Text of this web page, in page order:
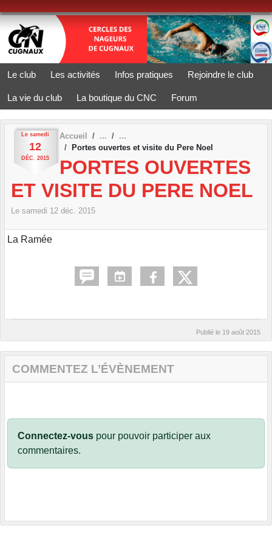
Le club Les activités Infos pratiques Rejoindre le club
La vie du club La boutique du CNC Forum
Le samedi
12
DÉC. 2015
Accueil
Portes ouvertes et visite du Pere Noel
PORTES OUVERTES
ET VISITE DU PERE NOEL
Le samedi 12 déc. 2015
La Ramée
Publié le 19 août 2015
COMMENTEZ L’ÉVÈNEMENT
Connectez-vous pour pouvoir participer aux
commentaires.